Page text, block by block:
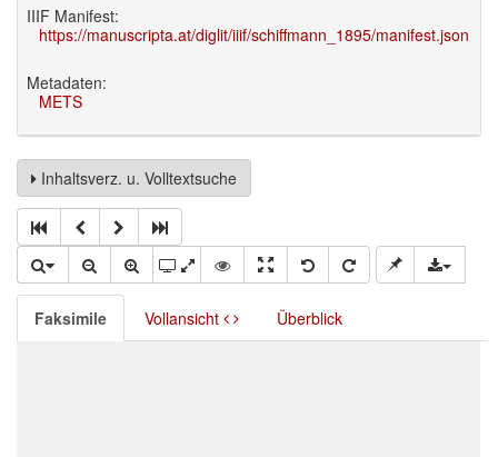
IIIF Manifest:
https://manuscripta.at/diglit/iiif/schiffmann_1895/manifest.json
Metadaten:
METS
Inhaltsverz. u. Volltextsuche
Faksimile Vollansicht Überblick